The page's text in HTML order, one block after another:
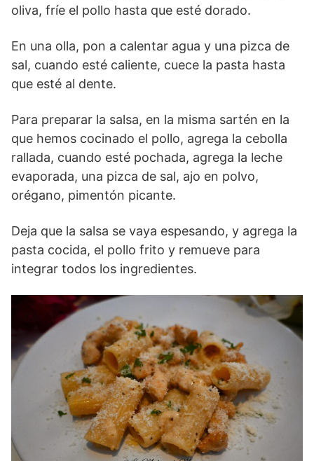
oliva, fríe el pollo hasta que esté dorado.
En una olla, pon a calentar agua y una pizca de
sal, cuando esté caliente, cuece la pasta hasta
que esté al dente.
Para preparar la salsa, en la misma sartén en la
que hemos cocinado el pollo, agrega la cebolla
rallada, cuando esté pochada, agrega la leche
evaporada, una pizca de sal, ajo en polvo,
orégano, pimentón picante.
Deja que la salsa se vaya espesando, y agrega la
pasta cocida, el pollo frito y remueve para
integrar todos los ingredientes.